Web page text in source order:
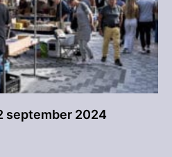
september 2024